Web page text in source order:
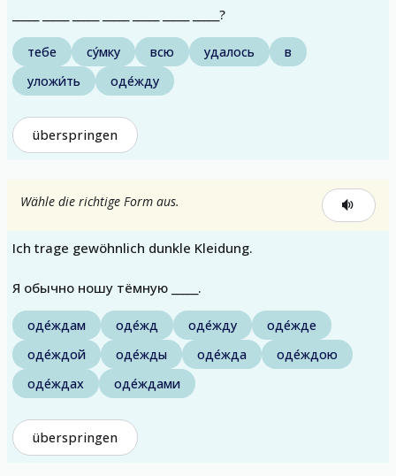
_____ _____ _____ _____ _____ _____ _____?
тебе су́мку всю удалось
в
уложи́ть
оде́жду
überspringen
Wähle die richtige Form aus.
Ich trage gewöhnlich dunkle Kleidung.
Я обычно ношу тёмную _____.
оде́ждам оде́жд оде́жду
оде́жде
оде́ждой
оде́жды оде́жда
оде́ждою
оде́ждах
оде́ждами
überspringen